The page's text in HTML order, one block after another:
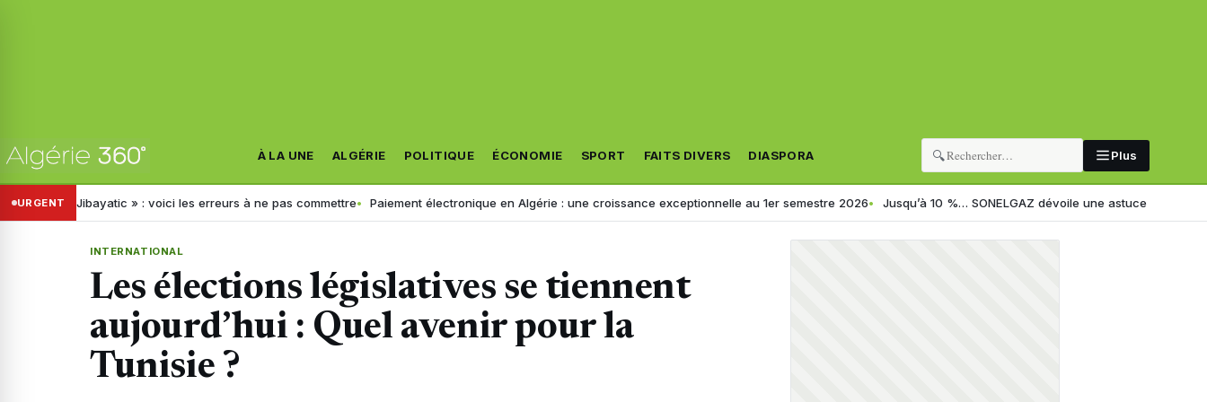
À LA UNE ALGÉRIE POLITIQUE ÉCONOMIE SPORT FAITS DIVERS DIASPORA 🔍 Plus
URGENT
« Jibayatic » : voici les erreurs à ne pas commettre Paiement électronique en Algérie : une croissance exceptionnelle au 1er semestre 2026 Jusqu’à 10 %… SONELGAZ dévoile une astuce simple pour
INTERNATIONAL
Les élections législatives se tiennent
aujourd’hui : Quel avenir pour la
Tunisie ?